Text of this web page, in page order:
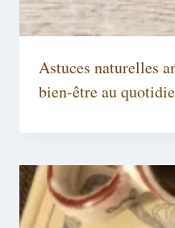
Astuces naturelles
bien-être au